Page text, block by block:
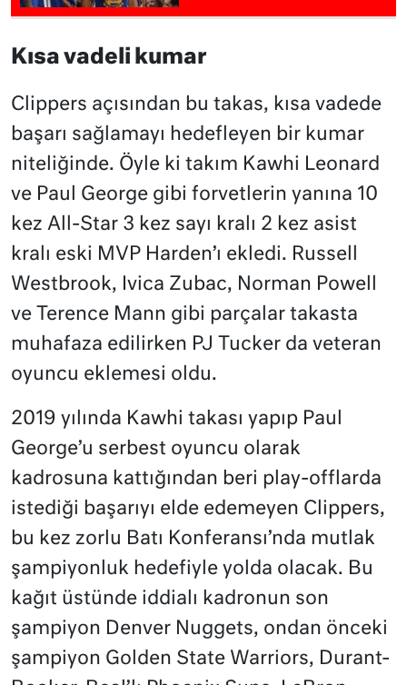
Kısa vadeli kumar
Clippers açısından bu takas, kısa vadede
başarı sağlamayı hedefleyen bir kumar
niteliğinde. Öyle ki takım Kawhi Leonard
ve Paul George gibi forvetlerin yanına 10
kez All-Star 3 kez sayı kralı 2 kez asist
kralı eski MVP Harden’ı ekledi. Russell
Westbrook, Ivica Zubac, Norman Powell
ve Terence Mann gibi parçalar takasta
muhafaza edilirken PJ Tucker da veteran
oyuncu eklemesi oldu.
2019 yılında Kawhi takası yapıp Paul
George’u serbest oyuncu olarak
kadrosuna kattığından beri play-offlarda
istediği başarıyı elde edemeyen Clippers,
bu kez zorlu Batı Konferansı’nda mutlak
şampiyonluk hedefiyle yolda olacak. Bu
kağıt üstünde iddialı kadronun son
şampiyon Denver Nuggets, ondan önceki
şampiyon Golden State Warriors, Durant-